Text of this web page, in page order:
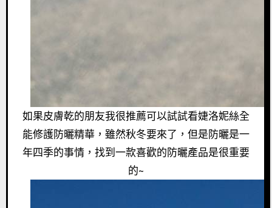
如果皮膚乾的朋友我很推薦可以試試看婕洛妮絲全
能修護防曬精華，雖然秋冬要來了，但是防曬是一
年四季的事情，找到一款喜歡的防曬產品是很重要
的~